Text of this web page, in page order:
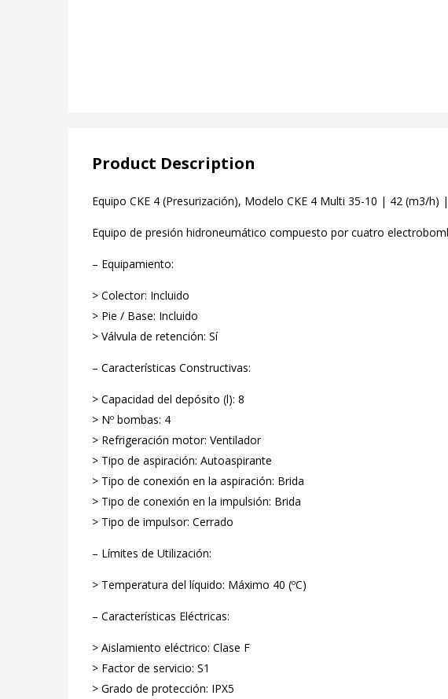
Product Description
Equipo CKE 4 (Presurización), Modelo CKE 4 Multi 35-10 | 42 (m3/h)
Equipo de presión hidroneumático compuesto por cuatro
– Equipamiento:
> Colector: Incluido
> Pie / Base: Incluido
> Válvula de retención: Sí
– Características Constructivas:
> Capacidad del depósito (l): 8
> Nº bombas: 4
> Refrigeración motor: Ventilador
> Tipo de aspiración: Autoaspirante
> Tipo de conexión en la aspiración: Brida
> Tipo de conexión en la impulsión: Brida
> Tipo de impulsor: Cerrado
– Límites de Utilización:
> Temperatura del líquido: Máximo 40 (ºC)
– Características Eléctricas:
> Aislamiento eléctrico: Clase F
> Factor de servicio: S1
> Grado de protección: IPX5